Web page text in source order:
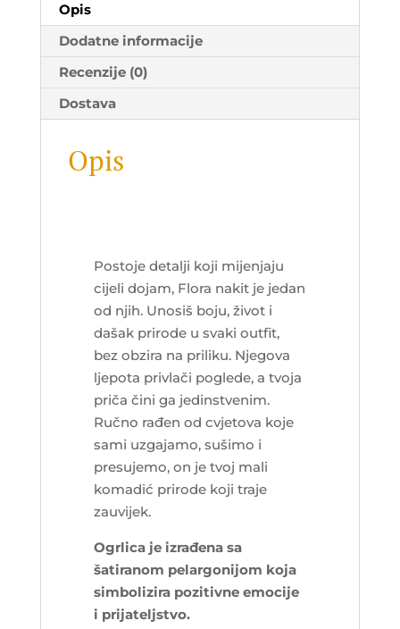
Opis
Dodatne informacije
Recenzije (0)
Dostava
Opis
Postoje detalji koji mijenjaju
cijeli dojam, Flora nakit je jedan
od njih. Unosiš boju, život i
dašak prirode u svaki outfit,
bez obzira na priliku. Njegova
ljepota privlači poglede, a tvoja
priča čini ga jedinstvenim.
Ručno rađen od cvjetova koje
sami uzgajamo, sušimo i
presujemo, on je tvoj mali
komadić prirode koji traje
zauvijek.
Ogrlica je izrađena sa
šatiranom pelargonijom koja
simbolizira pozitivne emocije
i prijateljstvo.